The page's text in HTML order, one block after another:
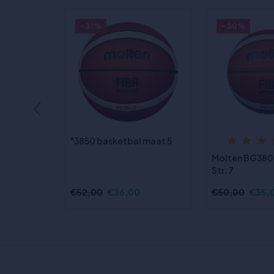
"3850 basketbal maat 5
€52,00 €36,00
Molten
Str. 7
€50,00